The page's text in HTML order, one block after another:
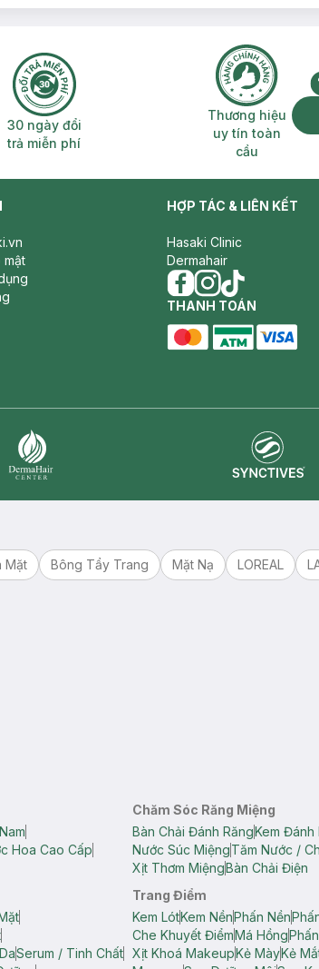
30 ngày đổi trả miễn phí
30 ngày đổi
trả miễn phí
Thương
Thương hiệu
uy tín toàn
cầu
mật
HỢP TÁC & LIÊN KẾT
Hasaki Clinic
Dermahair
facebook
instagram
tiktok
THANH TOÁN
Mặt Bông Tẩy Trang Mặt Nạ LOREAL
Hoa Cao Cấp
Chăm Sóc Răng Miệng
Bàn Chải Đánh RăngKem Đánh
Nước Súc MiệngTăm Nước /
Xịt Thơm MiệngBàn Chải Điện
Serum / Tinh Chất
Trang Điểm
Kem LótKem NềnPhấn Nền
Che Khuyết ĐiểmMá Hồng
Xịt Khoá MakeupKẻ MàyKẻ